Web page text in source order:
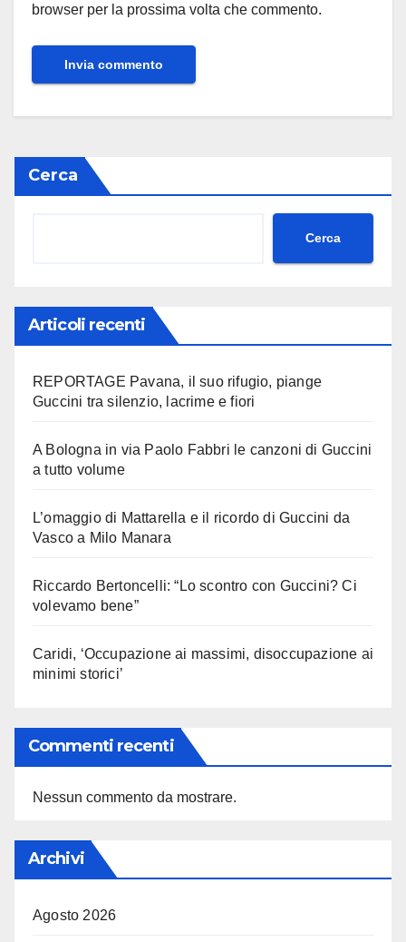
browser per la prossima volta che commento.
Cerca
Cerca
Articoli recenti
REPORTAGE Pavana, il suo rifugio, piange
Guccini tra silenzio, lacrime e fiori
A Bologna in via Paolo Fabbri le canzoni di Guccini
a tutto volume
L’omaggio di Mattarella e il ricordo di Guccini da
Vasco a Milo Manara
Riccardo Bertoncelli: “Lo scontro con Guccini? Ci
volevamo bene”
Caridi, ‘Occupazione ai massimi, disoccupazione ai
minimi storici’
Commenti recenti
Nessun commento da mostrare.
Archivi
Agosto 2026